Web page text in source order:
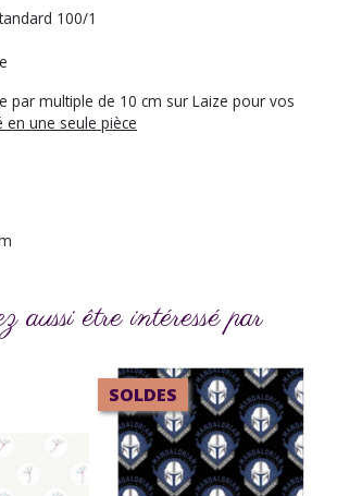
100/1
par multiple de 10 cm sur Laize pour vos
en une seule pièce
aussi être intéressé par
SOLDES